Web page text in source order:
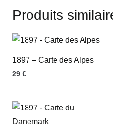
Produits
1897 – Carte des Alpes
29 €